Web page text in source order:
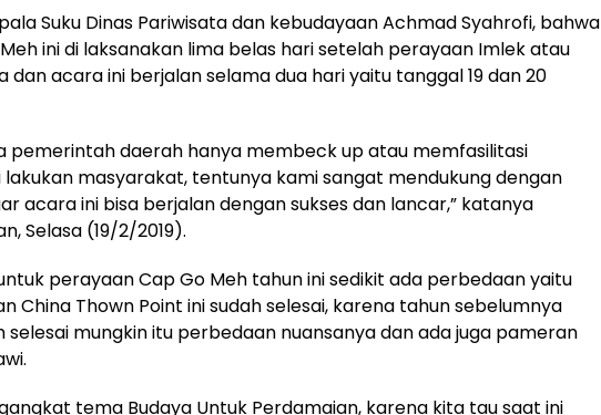
Suku Dinas Pariwisata dan kebudayaan Achmad Syahrofi, bahwa
ini di laksanakan lima belas hari setelah perayaan Imlek atau
dan acara ini berjalan selama dua hari yaitu tanggal 19 dan 20
pemerintah daerah hanya membeck up atau memfasilitasi
lakukan masyarakat, tentunya kami sangat mendukung dengan
acara ini bisa berjalan dengan sukses dan lancar,” katanya
Selasa (19/2/2019).
perayaan Cap Go Meh tahun ini sedikit ada perbedaan yaitu
China Thown Point ini sudah selesai, karena tahun sebelumnya
selesai mungkin itu perbedaan nuansanya dan ada juga pameran
tema Budaya Untuk Perdamaian, karena kita tau saat ini